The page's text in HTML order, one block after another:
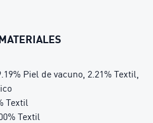
Piel de vacuno, 2.21% Textil,
Textil
Textil